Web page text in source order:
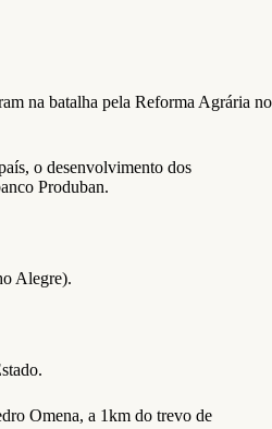
na batalha pela Reforma Agrária no
o desenvolvimento dos
Produban.
Alegre).
Omena, a 1km do trevo de